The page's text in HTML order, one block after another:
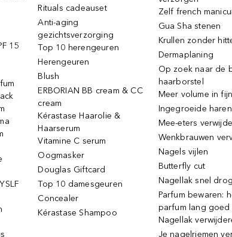
15
Rituals cadeauset
Anti-aging
gezichtsverzorging
Top 10 herengeuren
Herengeuren
Blush
ERBORIAN BB cream & CC
cream
Kérastase Haarolie &
Haarserum
Vitamine C serum
Oogmasker
Douglas Giftcard
Top 10 damesgeuren
Concealer
Kérastase Shampoo
Zelf french
Gua Sha stenen
Krullen zonder
Dermaplaning
Op zoek naar de
haarborstel
Meer volume in
Ingegroeide haren
Mee-eters
Wenkbrauwen
Nagels vijlen
Butterfly cut
Nagellak snel
Parfum bewaren:
parfum lang goed
Nagellak
Je nagelriemen